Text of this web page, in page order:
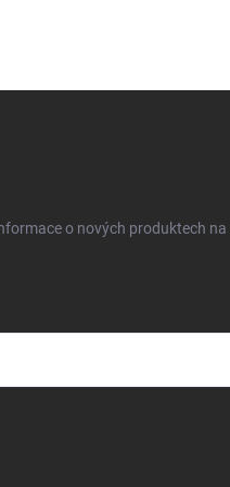
o nových produktech na